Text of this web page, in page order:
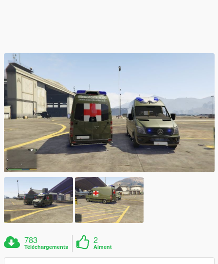
783
Téléchargements
2
Aiment